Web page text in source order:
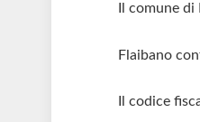
Il comune
Flaibano
Il codice